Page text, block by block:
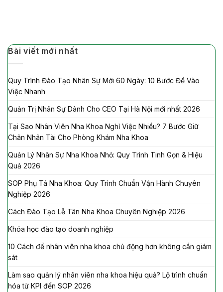
Bài viết mới nhất
Quy Trình Đào Tạo Nhân Sự Mới 60 Ngày: 10 Bước Để Vào
Việc Nhanh
Quản Trị Nhân Sự Dành Cho CEO Tại Hà Nội mới nhất 2026
Tại Sao Nhân Viên Nha Khoa Nghỉ Việc Nhiều? 7 Bước Giữ
Chân Nhân Tài Cho Phòng Khám Nha Khoa
Quản Lý Nhân Sự Nha Khoa Nhỏ: Quy Trình Tinh Gọn & Hiệu
Quả 2026
SOP Phụ Tá Nha Khoa: Quy Trình Chuẩn Vận Hành Chuyên
Nghiệp 2026
Cách Đào Tạo Lễ Tân Nha Khoa Chuyên Nghiệp 2026
Khóa học đào tạo doanh nghiệp
10 Cách để nhân viên nha khoa chủ động hơn không cần giám
sát
Làm sao quản lý nhân viên nha khoa hiệu quả? Lộ trình chuẩn
hóa từ KPI đến SOP 2026